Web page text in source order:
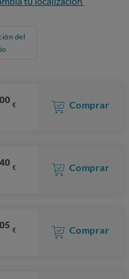
del
00 € Comprar
40 € Comprar
05 € Comprar